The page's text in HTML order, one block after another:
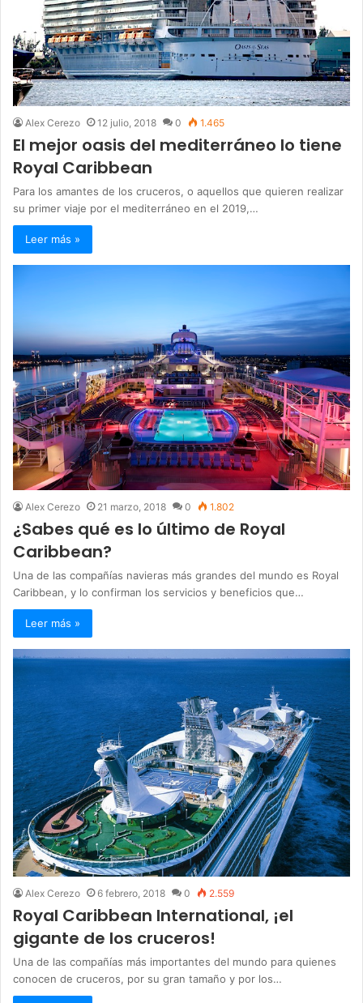
Alex Cerezo 12 julio, 2018 0 1.465
El mejor oasis del mediterráneo lo tiene
Royal Caribbean
Para los amantes de los cruceros, o aquellos que quieren realizar
su primer viaje por el mediterráneo en el 2019,…
Leer más »
Alex Cerezo 21 marzo, 2018 0 1.802
¿Sabes qué es lo último de Royal
Caribbean?
Una de las compañías navieras más grandes del mundo es Royal
Caribbean, y lo confirman los servicios y beneficios que…
Leer más »
Alex Cerezo 6 febrero, 2018 0 2.559
Royal Caribbean International, ¡el
gigante de los cruceros!
Una de las compañías más importantes del mundo para quienes
conocen de cruceros, por su gran tamaño y por los…